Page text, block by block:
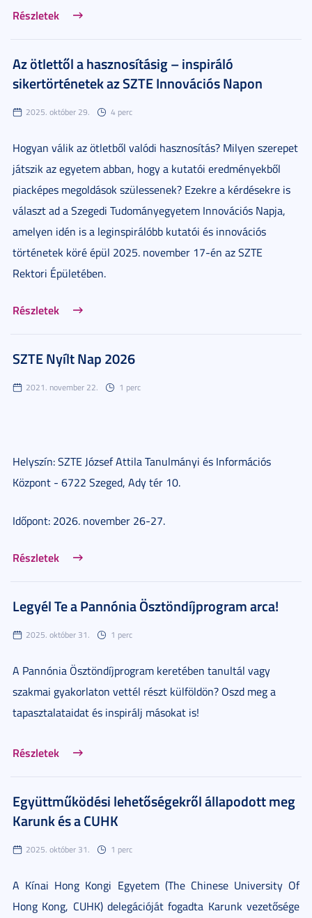
Részletek
Az ötlettől a hasznosításig – inspiráló
sikertörténetek az SZTE Innovációs Napon
2025. október 29. 4 perc
Hogyan válik az ötletből valódi hasznosítás? Milyen szerepet
játszik az egyetem abban, hogy a kutatói eredményekből
piacképes megoldások szülessenek? Ezekre a kérdésekre is
választ ad a Szegedi Tudományegyetem Innovációs Napja,
amelyen idén is a leginspirálóbb kutatói és innovációs
történetek köré épül 2025. november 17-én az SZTE
Rektori Épületében.
Részletek
SZTE Nyílt Nap 2026
2021. november 22. 1 perc
Helyszín: SZTE József Attila Tanulmányi és Információs
Központ - 6722 Szeged, Ady tér 10.
Időpont: 2026. november 26-27.
Részletek
Legyél Te a Pannónia Ösztöndíjprogram arca!
2025. október 31. 1 perc
A Pannónia Ösztöndíjprogram keretében tanultál vagy
szakmai gyakorlaton vettél részt külföldön? Oszd meg a
tapasztalataidat és inspirálj másokat is!
Részletek
Együttműködési lehetőségekről állapodott meg
Karunk és a CUHK
2025. október 31. 1 perc
A Kínai Hong Kongi Egyetem (The Chinese University Of
Hong Kong, CUHK) delegációját fogadta Karunk vezetősége